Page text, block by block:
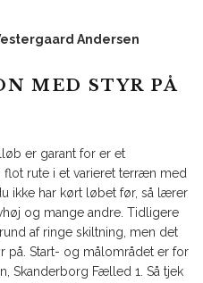
Andersen
MED STYR PÅ
er garant for er et
rute i et varieret terræn med
ikke har kørt løbet før, så lærer
og mange andre. Tidligere
af ringe skiltning, men det
på. Start- og målområdet er for
Skanderborg Fælled 1. Så tjek